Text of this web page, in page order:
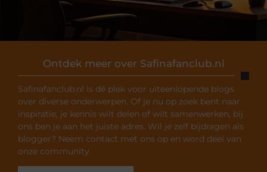
Ontdek meer over Safinafanclub.nl
Safinafanclub.nl is dé plek voor uiteenlopende blogs
over diverse onderwerpen. Of je nu op zoek bent naar
inspiratie, je kennis wilt delen of wilt samenwerken, bij
ons ben je aan het juiste adres. Wil je zelf bijdragen als
blogger? Neem contact met ons op en word deel van
onze community.